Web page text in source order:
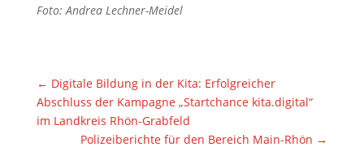
Foto: Andrea Lechner-Meidel
← Digitale Bildung in der Kita: Erfolgreicher
Abschluss der Kampagne „Startchance kita.digital“
im Landkreis Rhön-Grabfeld
Polizeiberichte für den Bereich Main-Rhön →